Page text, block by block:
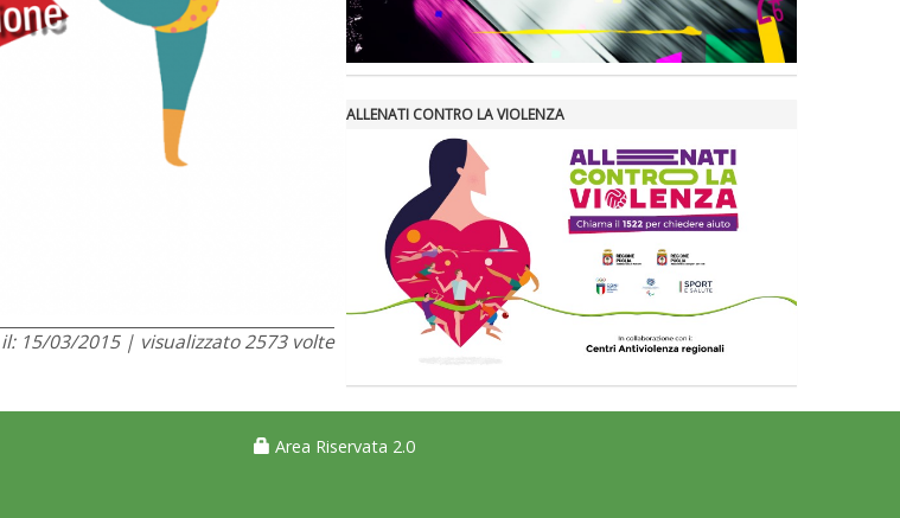
15/03/2015 | visualizzato 2573 volte
ALLENATI CONTRO LA VIOLENZA
Area Riservata 2.0